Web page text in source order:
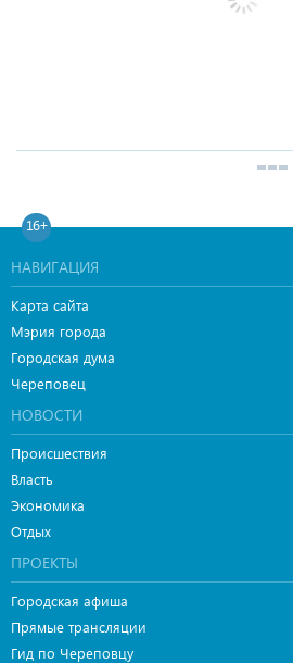
16+
НАВИГАЦИЯ
Карта сайта
Мэрия города
Городская дума
Череповец
НОВОСТИ
Происшествия
Власть
Экономика
Отдых
ПРОЕКТЫ
Городская афиша
Прямые трансляции
Гид по Череповцу